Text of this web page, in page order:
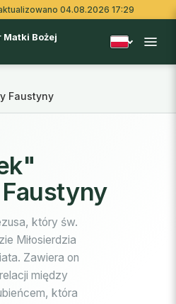
04.08.2026 17:29
Bożej
Faustyny
który św.
Miłosierdzia
Zawiera on
między
która